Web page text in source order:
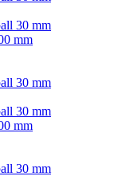
30 mm
mm
30 mm
30 mm
mm
30 mm